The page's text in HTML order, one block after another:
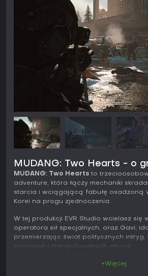
MUDANG: Two Hearts - o
MUDANG: Two Hearts to
adventure, która łączy mechaniki
starcia i wciągającą fabułę osadzoną
Korei na progu zjednoczenia.
W tej produkcji EVR Studio wcielasz się
operatora sił specjalnych, oraz Gavi,
przemierzając świat politycznych intryg,
zagrożeń i manipulowanych emocji.
+Więcej